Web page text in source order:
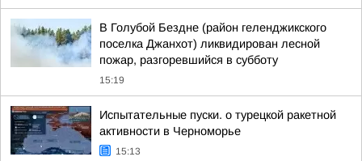
В Голубой Бездне (район геленджикского
поселка Джанхот) ликвидирован лесной
пожар, разгоревшийся в субботу
15:19
Испытательные пуски. о турецкой ракетной
активности в Черноморье
15:13